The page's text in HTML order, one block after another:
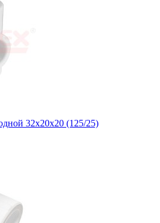
32х20х20 (125/25)